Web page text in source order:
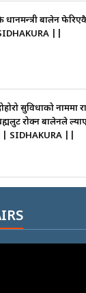
प्रधानमन्त्री बालेन
||
सुविधाको नाममा
रोक्न बालेनले
|| SIDHAKURA ||
| Record-
climbers who set